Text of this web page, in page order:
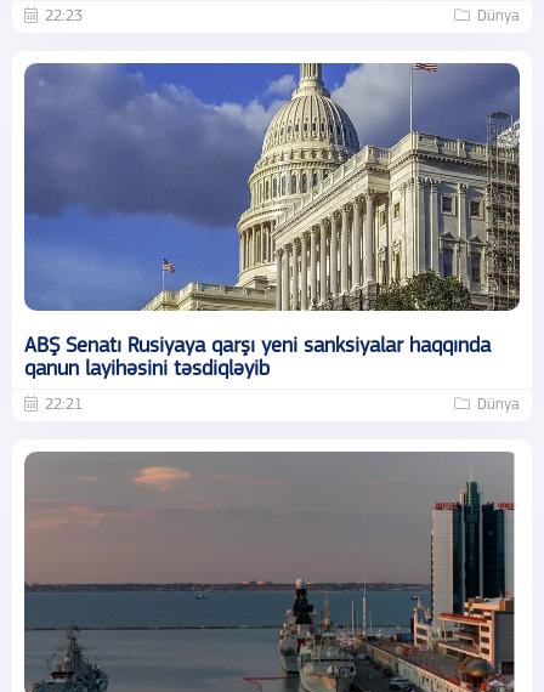
22:23 Dünya
ABŞ Senatı Rusiyaya qarşı yeni sanksiyalar haqqında
qanun layihəsini təsdiqləyib
22:21 Dünya